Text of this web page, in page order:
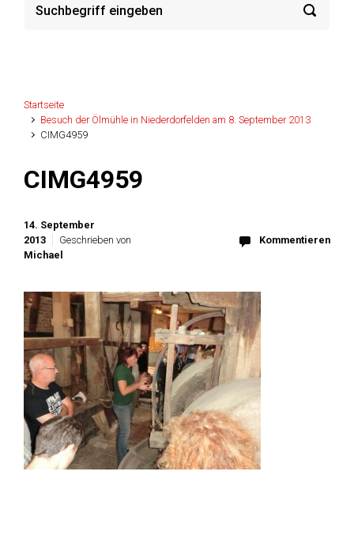
Startseite
Besuch der Ölmühle in Niederdorfelden am 8. September 2013
CIMG4959
CIMG4959
14. September
2013
Geschrieben von
Michael
Kommentieren